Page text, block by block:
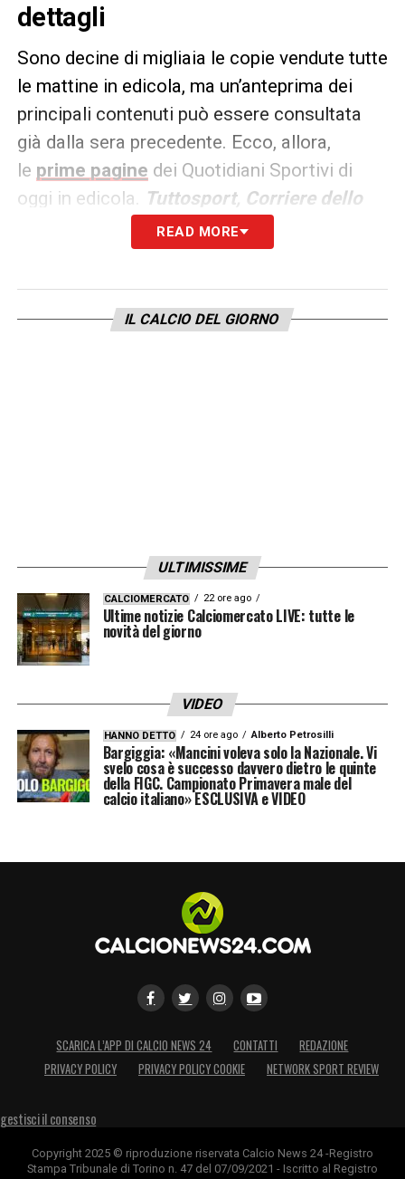
dettagli
Sono decine di migliaia le copie vendute tutte
le mattine in edicola, ma un’anteprima dei
principali contenuti può essere consultata
già dalla sera precedente. Ecco, allora,
le prime pagine dei Quotidiani Sportivi di
oggi in edicola.
Tuttosport, Corriere dello
Sport e La Gazzetta dello
rappresentano i principali quotidiani
READ MORE
IL CALCIO DEL GIORNO
ULTIMISSIME
CALCIOMERCATO 22 ore ago
Ultime notizie Calciomercato LIVE: tutte le
novità del giorno
VIDEO
HANNO DETTO 24 ore ago Alberto Petrosilli
Bargiggia: «Mancini voleva solo la Nazionale. Vi
svelo cosa è successo davvero dietro le quinte
della FIGC. Campionato Primavera male del
calcio italiano» ESCLUSIVA e VIDEO
SCARICA L’APP DI CALCIO NEWS 24 CONTATTI
REDAZIONE
PRIVACY POLICY
PRIVACY POLICY COOKIE NETWORK SPORT REVIEW
gestisci il consenso
Copyright 2025 © riproduzione riservata Calcio News 24 -Registro
Stampa Tribunale di Torino n. 47 del 07/09/2021 - Iscritto al Registro